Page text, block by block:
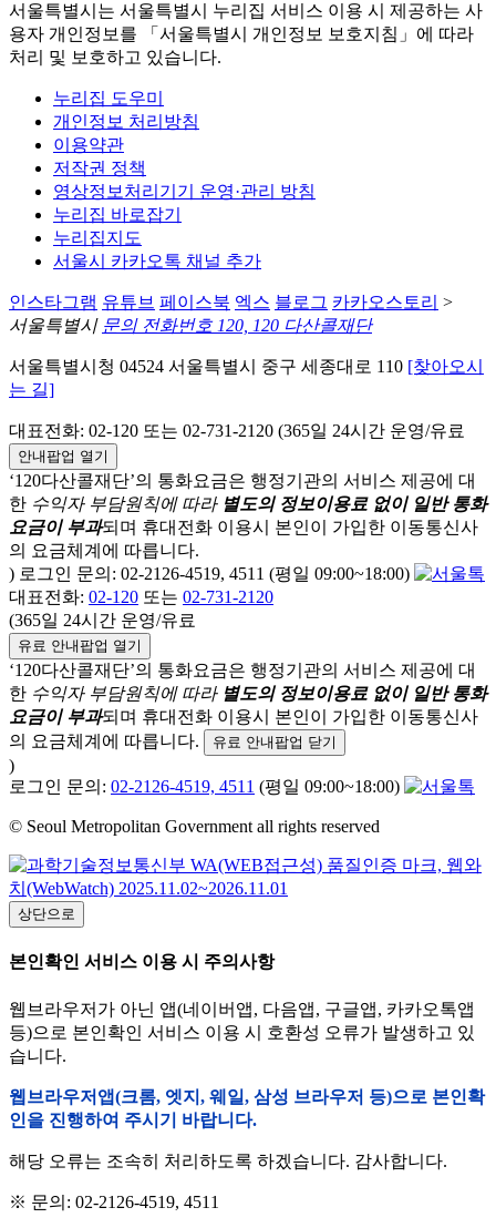
서울특별시는 서울특별시 누리집 서비스 이용 시 제공하는 사
용자 개인정보를 「서울특별시 개인정보 보호지침」에 따라
처리 및 보호하고 있습니다.
누리집 도우미
개인정보 처리방침
이용약관
저작권 정책
영상정보처리기기 운영·관리 방침
누리집 바로잡기
누리집지도
서울시 카카오톡 채널 추가
인스타그램 유튜브 페이스북 엑스 블로그 카카오스토리 >
서울특별시 문의 전화번호 120, 120 다산콜재단
서울특별시청 04524 서울특별시 중구 세종대로 110 [찾아오시
는 길]
대표전화: 02-120 또는 02-731-2120 (365일 24시간 운영/유료
안내팝업 열기
‘120다산콜재단’의 통화요금은 행정기관의 서비스 제공에 대
한 수익자 부담원칙에 따라 별도의 정보이용료 없이 일반 통화
요금이 부과되며 휴대전화 이용시 본인이 가입한 이동통신사
의 요금체계에 따릅니다.
) 로그인 문의: 02-2126-4519, 4511 (평일 09:00~18:00)
대표전화: 02-120 또는 02-731-2120
(365일 24시간 운영/유료
유료 안내팝업 열기
‘120다산콜재단’의 통화요금은 행정기관의 서비스 제공에 대
한 수익자 부담원칙에 따라 별도의 정보이용료 없이 일반 통화
요금이 부과되며 휴대전화 이용시 본인이 가입한 이동통신사
의 요금체계에 따릅니다.
유료 안내팝업 닫기
)
로그인 문의: 02-2126-4519, 4511 (평일 09:00~18:00)
© Seoul Metropolitan Government all rights reserved
상단으로
본인확인 서비스 이용 시 주의사항
웹브라우저가 아닌 앱(네이버앱, 다음앱, 구글앱, 카카오톡앱
등)으로 본인확인 서비스 이용 시 호환성 오류가 발생하고 있
습니다.
웹브라우저앱(크롬, 엣지, 웨일, 삼성 브라우저 등)으로 본인확
인을 진행하여 주시기 바랍니다.
해당 오류는 조속히 처리하도록 하겠습니다. 감사합니다.
※ 문의: 02-2126-4519, 4511